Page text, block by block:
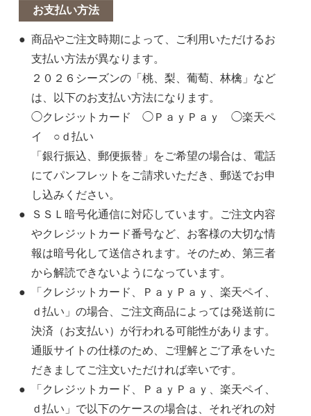
お支払い方法
商品やご注文時期によって、ご利用いただけるお
支払い方法が異なります。
２０２６シーズンの「桃、梨、葡萄、林檎」など
は、以下のお支払い方法になります。
◯クレジットカード ◯ＰａｙＰａｙ ◯楽天ペ
イ ○ｄ払い
「銀行振込、郵便振替」をご希望の場合は、電話
にてパンフレットをご請求いただき、郵送でお申
し込みください。
ＳＳＬ暗号化通信に対応しています。ご注文内容
やクレジットカード番号など、お客様の大切な情
報は暗号化して送信されます。そのため、第三者
から解読できないようになっています。
「クレジットカード、ＰａｙＰａｙ、楽天ペイ、
ｄ払い」の場合、ご注文商品によっては発送前に
決済（お支払い）が行われる可能性があります。
通販サイトの仕様のため、ご理解とご了承をいた
だきましてご注文いただければ幸いです。
「クレジットカード、ＰａｙＰａｙ、楽天ペイ、
ｄ払い」で以下のケースの場合は、それぞれの対